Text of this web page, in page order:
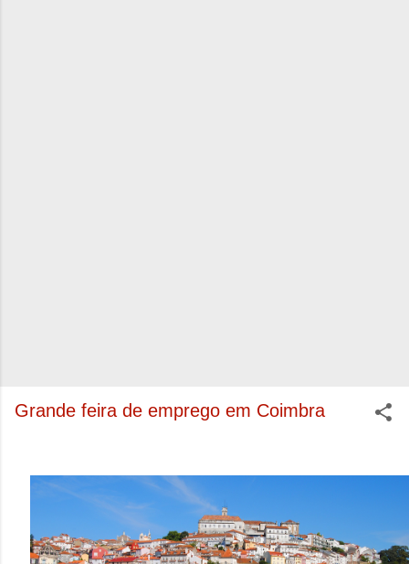
Grande feira de emprego em Coimbra